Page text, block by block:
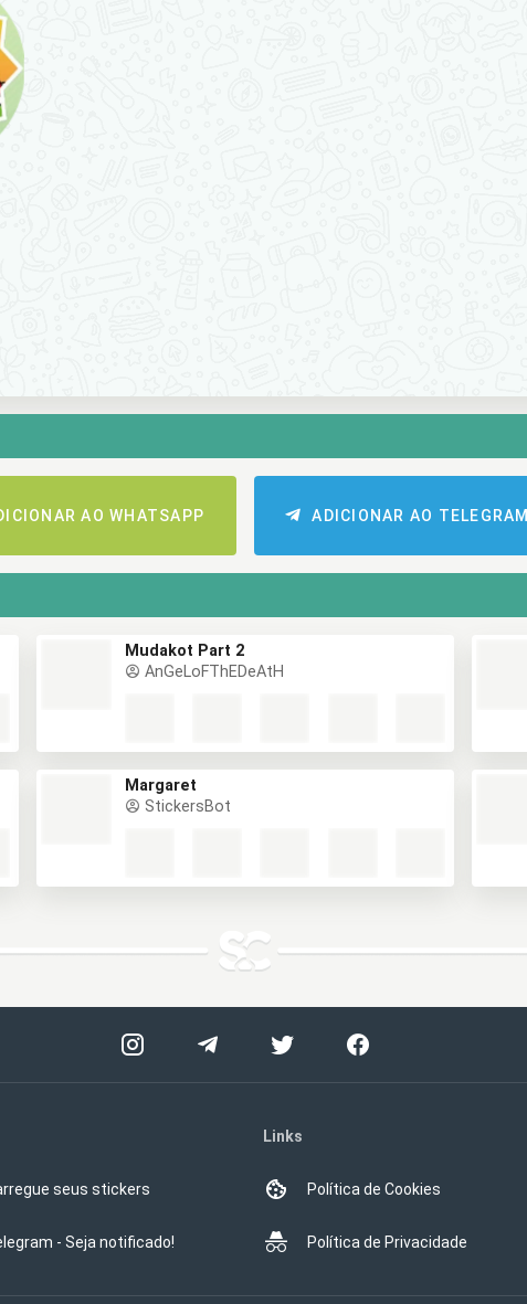
AO WHATSAPP ADICIONAR AO TELEGRAM
Mudakot Part 2
AnGeLoFThEDeAtH
Margaret
StickersBot
seus stickers
- Seja notificado!
Links
Política de Cookies
Política de Privacidade